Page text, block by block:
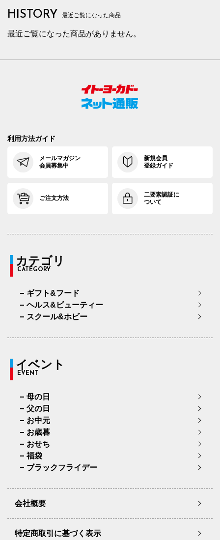
HISTORY 最近ご覧になった商品
最近ご覧になった商品がありません。
利用方法ガイド
メールマガジン
会員募集中
新規会員
登録ガイド
ご注文方法
二要素認証に
ついて
カテゴリ
CATEGORY
ギフト&フード
ヘルス&ビューティー
スクール&ホビー
イベント
EVENT
母の日
父の日
お中元
お歳暮
おせち
福袋
ブラックフライデー
会社概要
特定商取引に基づく表示